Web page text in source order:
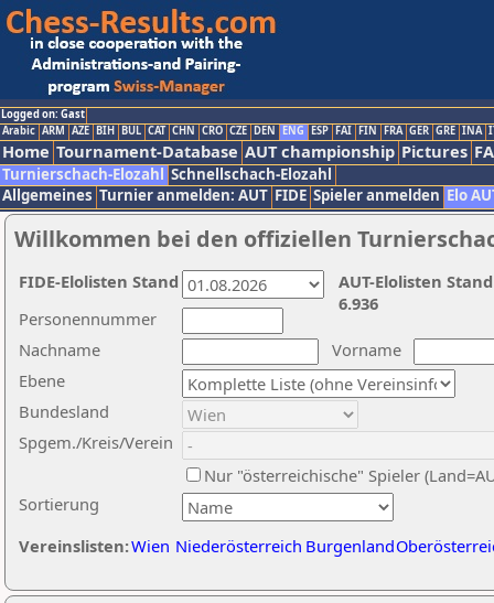
Logged on: Gast
Arabic ARM AZE BIH BUL CAT CHN CRO CZE DEN ENG ESP FAI FIN FRA GER GRE INA
Home Tournament-Database AUT championship Pictures
Turnierschach-Elozahl Schnellschach-Elozahl
Allgemeines Turnier anmelden: AUT FIDE Spieler anmelden Elo
Willkommen bei den offiziellen
Nachname
Vorname
Ebene
Sortierung
Personennummer
Bundesland
Spgem./Kreis/Verein
Nur "österreichische" Spieler
Vereinslisten:Wien Niederösterreich Burgenland
AUT-Elolisten
6.936
FIDE-Elolisten Stand